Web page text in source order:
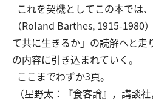
これを契機としてこの本では
（Roland Barthes, 1915-1980
て共に生きるか」の読解へと走
の内容に引き込まれていく。
ここまでわずか3頁。
（星野太：『食客論』，講談社